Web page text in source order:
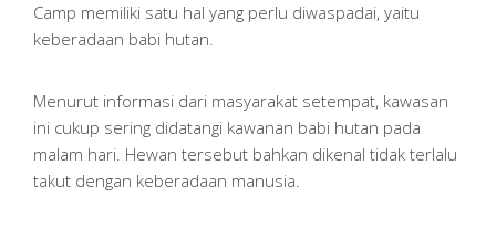
Camp memiliki satu hal yang perlu diwaspadai, yaitu
keberadaan babi hutan.
Menurut informasi dari masyarakat setempat, kawasan
ini cukup sering didatangi kawanan babi hutan pada
malam hari. Hewan tersebut bahkan dikenal tidak terlalu
takut dengan keberadaan manusia.